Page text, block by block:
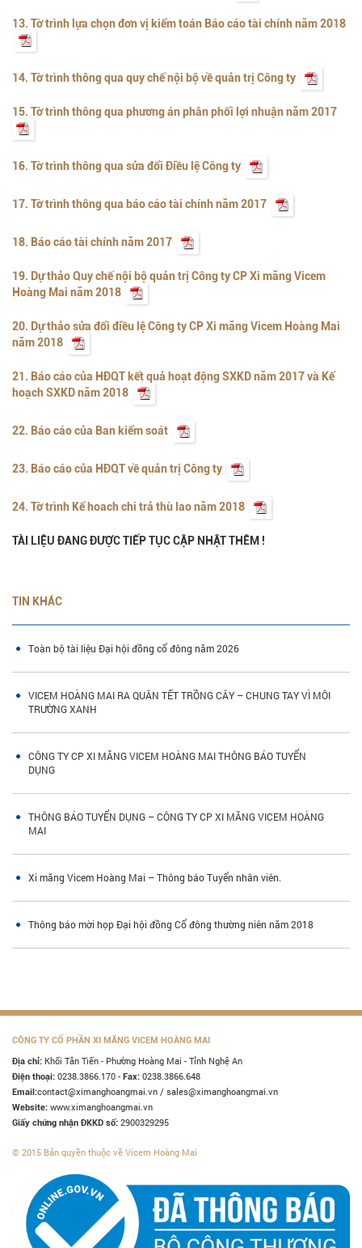
13. Tờ trình lựa chọn đơn vị kiểm toán Báo cáo tài chính năm 2018
14. Tờ trình thông qua quy chế nội bộ về quản trị Công ty
15. Tờ trình thông qua phương án phân phối lợi nhuận năm 2017
16. Tờ trình thông qua sửa đổi Điều lệ Công ty
17. Tờ trình thông qua báo cáo tài chính năm 2017
18. Báo cáo tài chính năm 2017
19. Dự thảo Quy chế nội bộ quản trị Công ty CP Xi măng Vicem
Hoàng Mai năm 2018
20. Dự thảo sửa đổi điều lệ Công ty CP Xi măng Vicem Hoàng Mai
năm 2018
21. Báo cáo của HĐQT kết quả hoạt động SXKD năm 2017 và Kế
hoạch SXKD năm 2018
22. Báo cáo của Ban kiểm soát
23. Báo cáo của HĐQT về quản trị Công ty
24. Tờ trình Kế hoach chi trả thù lao năm 2018
TÀI LIỆU ĐANG ĐƯỢC TIẾP TỤC CẬP NHẬT THÊM !
TIN KHÁC
Toàn bộ tài liệu Đại hội đồng cổ đông năm 2026
VICEM HOÀNG MAI RA QUÂN TẾT TRỒNG CÂY – CHUNG TAY VÌ MÔI
TRƯỜNG XANH
CÔNG TY CP XI MĂNG VICEM HOÀNG MAI THÔNG BÁO TUYỂN
DỤNG
THÔNG BÁO TUYỂN DỤNG – CÔNG TY CP XI MĂNG VICEM HOÀNG
MAI
Xi măng Vicem Hoàng Mai – Thông báo Tuyển nhân viên.
Thông báo mời họp Đại hội đồng Cổ đông thường niên năm 2018
CÔNG TY CỔ PHẦN XI MĂNG VICEM HOÀNG MAI
Địa chỉ: Khối Tân Tiến - Phường Hoàng Mai - Tỉnh Nghệ An
Điện thoại: 0238.3866.170 - Fax: 0238.3866.648
Email:contact@ximanghoangmai.vn / sales@ximanghoangmai.vn
Website: www.ximanghoangmai.vn
Giấy chứng nhận ĐKKD số: 2900329295
© 2015 Bản quyền thuộc về Vicem Hoàng Mai